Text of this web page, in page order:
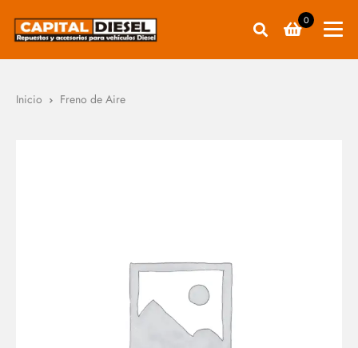
0
Inicio Freno de Aire